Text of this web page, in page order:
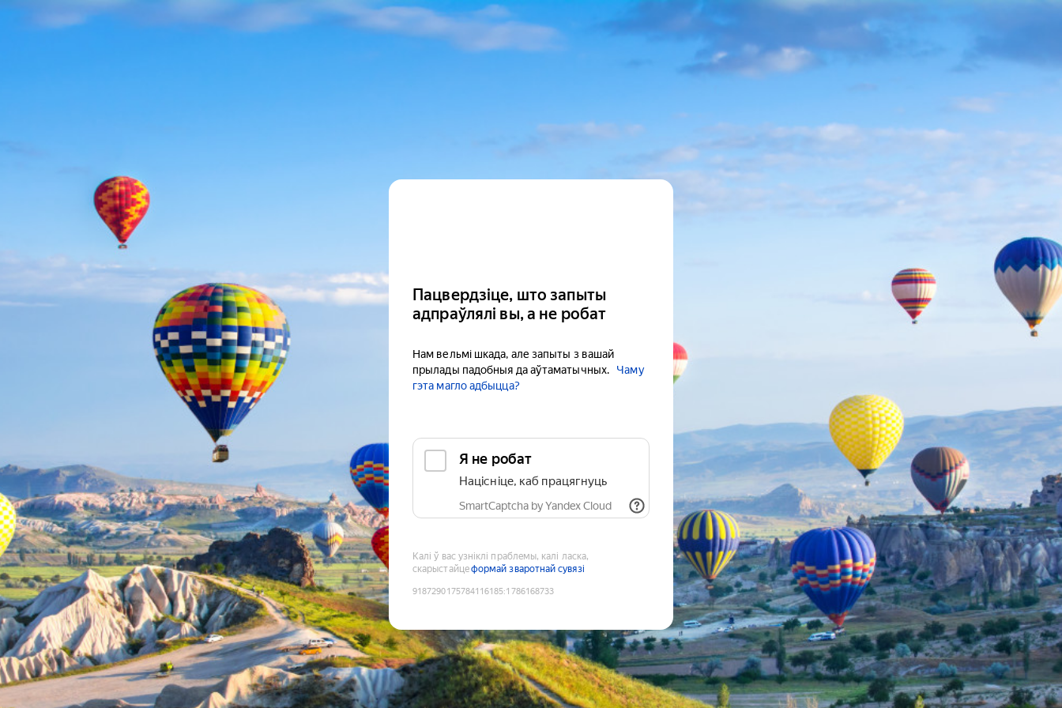
Пацвердзіце, што запыты
адпраўлялі вы, а не робат
Нам вельмі шкада, але запыты з вашай
прылады падобныя да аўтаматычных.
Чаму
гэта магло адбыцца?
Я не робат
Націсніце, каб працягнуць
SmartCaptcha by Yandex Cloud
Калі ў вас узніклі праблемы, калі ласка,
скарыстайцеформай зваротнай сувязі
9187290175784116185:1786168733